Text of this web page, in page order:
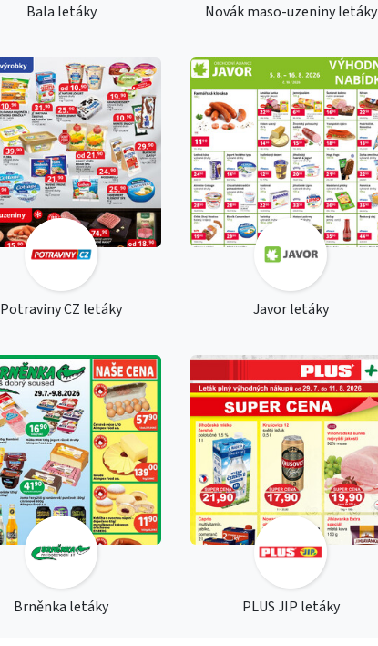
Bala letáky Novák maso-uzeniny letáky
Potraviny CZ letáky Javor letáky
Brněnka letáky PLUS JIP letáky